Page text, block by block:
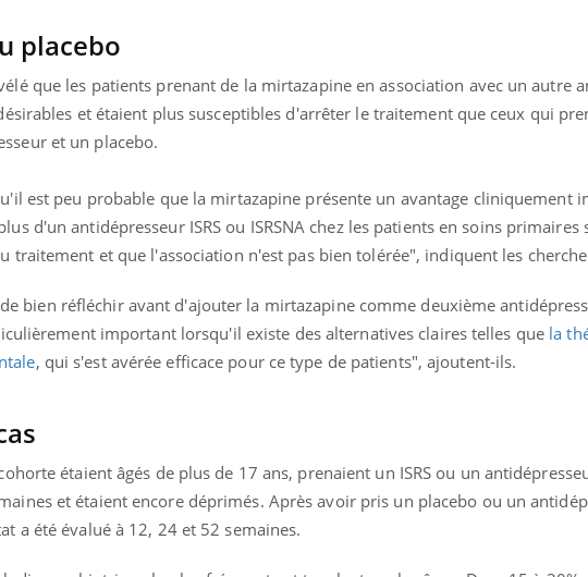
placebo
que les patients prenant de la mirtazapine en association avec un autre
et étaient plus susceptibles d'arrêter le traitement que ceux qui
et un placebo.
est peu probable que la mirtazapine présente un avantage cliniquement
d'un antidépresseur ISRS ou ISRSNA chez les patients en soins
traitement et que l'association n'est pas bien tolérée", indiquent les
bien réfléchir avant d'ajouter la mirtazapine comme deuxième
important lorsqu'il existe des alternatives claires telles que la
, qui s'est avérée efficace pour ce type de patients", ajoutent-ils.
étaient âgés de plus de 17 ans, prenaient un ISRS ou un
et étaient encore déprimés. Après avoir pris un placebo ou un
a été évalué à 12, 24 et 52 semaines.